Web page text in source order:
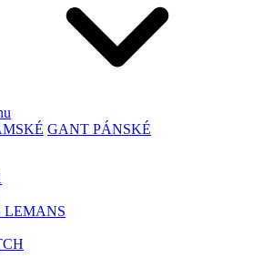
GANT PÁNSKÉ
LEMANS